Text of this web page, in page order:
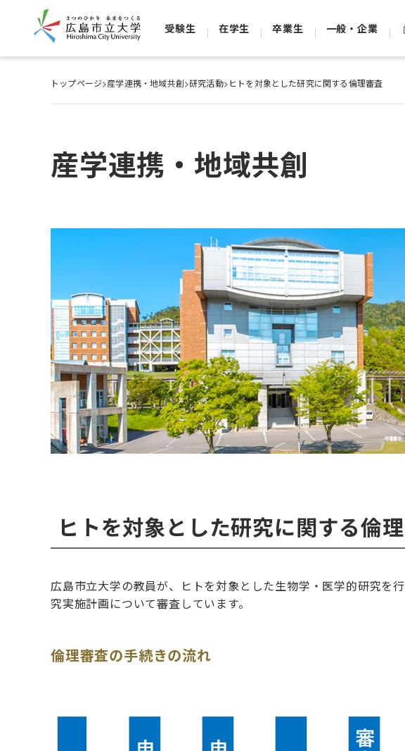
受験生 在学生 卒業生 一般・企業
トップページ>産学連携・地域共創>研究活動>ヒトを対象とした研究に関する倫理審査
産学連携・地域共創
ヒトを対象とした研究に関する倫
広島市立大学の教員が、ヒトを対象とした生物学・医学的研究を
究実施計画について審査しています。
倫理審査の手続きの流れ